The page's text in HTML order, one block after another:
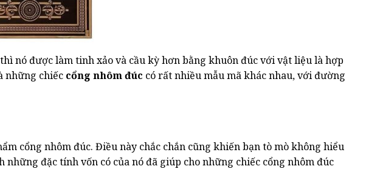
nó được làm tinh xảo và cầu kỳ hơn bằng khuôn đúc với vật liệu là hợp
những chiếc cổng nhôm đúc có rất nhiều mẫu mã khác nhau, với đường
cổng nhôm đúc. Điều này chắc chắn cũng khiến bạn tò mò không hiểu
đặc tính vốn có của nó đã giúp cho những chiếc cổng nhôm đúc